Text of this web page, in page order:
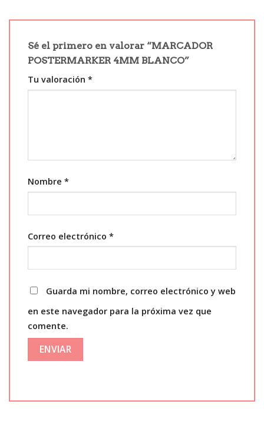
Sé el primero en valorar “MARCADOR
POSTERMARKER 4MM BLANCO”
Tu valoración *
Nombre *
Correo electrónico *
Guarda mi nombre, correo electrónico y web
en este navegador para la próxima vez que
comente.